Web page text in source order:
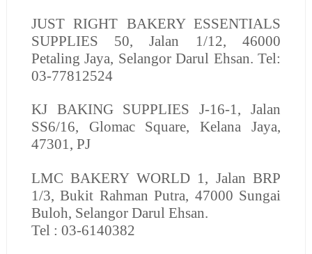
JUST RIGHT BAKERY ESSENTIALS
SUPPLIES 50, Jalan 1/12, 46000
Petaling Jaya, Selangor Darul Ehsan. Tel:
03-77812524
KJ BAKING SUPPLIES
J-16-1, Jalan
SS6/16, Glomac Square, Kelana Jaya,
47301, PJ
LMC BAKERY WORLD1, Jalan BRP
1/3, Bukit Rahman Putra, 47000 Sungai
Buloh, Selangor Darul Ehsan.
Tel : 03-6140382